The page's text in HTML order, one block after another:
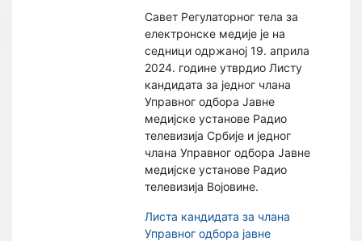
Савет Регулаторног тела за
електронске медије је на
седници одржаној 19. априла
2024. године утврдио Листу
кандидата за једног члана
Управног одбора Јавне
медијске установе Радио
телевизија Србије и једног
члана Управног одбора Јавне
медијске установе Радио
телевизија Војовине.
Листа кандидата за члана
Управног одбора јавне